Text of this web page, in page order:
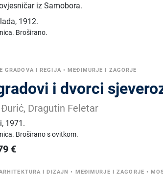
iz Samobora.
, 1912.
Broširano.
GRADOVA I REGIJA •MEĐIMURJE I ZAGORJE
i dvorci
Dragutin Feletar
, 1971.
Broširano s ovitkom.
€
I DIZAJN • MEĐIMURJE I ZAGORJE •